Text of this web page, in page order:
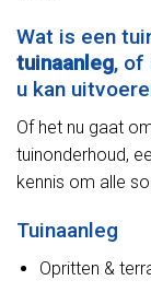
Wat is een
tuinaanleg, of
u kan
Of het nu gaat
tuinonderhoud,
kennis om alle
Tuinaanleg
Opritten &